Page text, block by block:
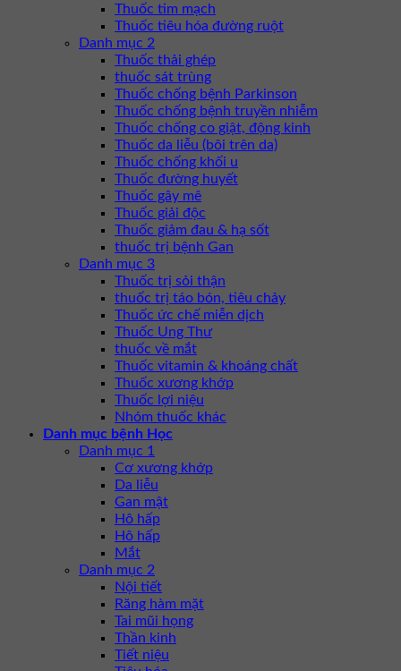
Thuốc tim mạch
Thuốc tiêu hóa đường ruột
Danh mục 2
Thuốc thải ghép
thuốc sát trùng
Thuốc chống bệnh Parkinson
Thuốc chống bệnh truyền nhiễm
Thuốc chống co giật, động kinh
Thuốc da liễu (bôi trên da)
Thuốc chống khối u
Thuốc đường huyết
Thuốc gây mê
Thuốc giải độc
Thuốc giảm đau & hạ sốt
thuốc trị bệnh Gan
Danh mục 3
Thuốc trị sỏi thận
thuốc trị táo bón, tiêu chảy
Thuốc ức chế miễn dịch
Thuốc Ung Thư
thuốc về mắt
Thuốc vitamin & khoáng chất
Thuốc xương khớp
Thuốc lợi niệu
Nhóm thuốc khác
Danh mục bệnh Học
Danh mục 1
Cơ xương khớp
Da liễu
Gan mật
Hô hấp
Hô hấp
Mắt
Danh mục 2
Nội tiết
Răng hàm mặt
Tai mũi họng
Thần kinh
Tiết niệu